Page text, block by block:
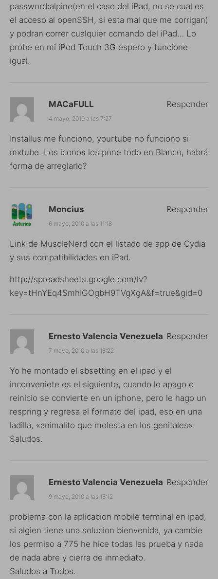
password:alpine(en el caso del iPad, no se cual es
el acceso al openSSH, si esta mal que me corrigan)
y podran correr cualquier comando del iPad… Lo
probe en mi iPod Touch 3G espero y funcione
igual.
MACaFULL
4 mayo, 2010 a las 7:27
Installus me funciono, yourtube no funciono si
mxtube. Los iconos los pone todo en Blanco, habrá
forma de arreglarlo?
Responder
Moncius
6 mayo, 2010 a las 11:18
Link de MuscleNerd con el listado de app de Cydia
y sus compatibilidades en iPad.
http://spreadsheets.google.com/lv?
key=tHnYEq4SmhIGOgbH9TVgXgA&f=true&gid=0
Responder
Ernesto Valencia Venezuela
7 mayo, 2010 a las 18:22
Yo he montado el sbsetting en el ipad y el
inconveniete es el siguiente, cuando lo apago o
reinicio se convierte en un iphone, pero le hago un
respring y regresa el formato del ipad, eso en una
ladilla, «animalito que molesta en los genitales».
Saludos.
Responder
Ernesto Valencia Venezuela
9 mayo, 2010 a las 18:12
problema con la aplicacion mobile terminal en ipad,
si algien tiene una solucion bienvenida, ya cambie
los permiso a 775 he hice todas las prueba y nada
de nada abre y cierra de inmediato.
Saludos a Todos.
Responder